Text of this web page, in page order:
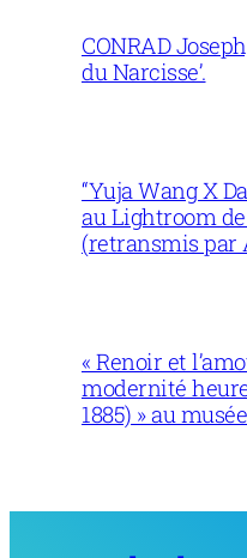
CONRAD
du Narcisse’.
“Yuja Wang X
au Lightroom
(retransmis par
« Renoir et
modernité
1885) » au